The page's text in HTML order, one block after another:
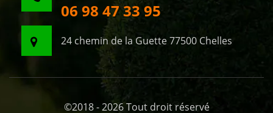
06 98 47 33 95
24 chemin de la Guette 77500 Chelles
©2018 - 2026 Tout droit réservé